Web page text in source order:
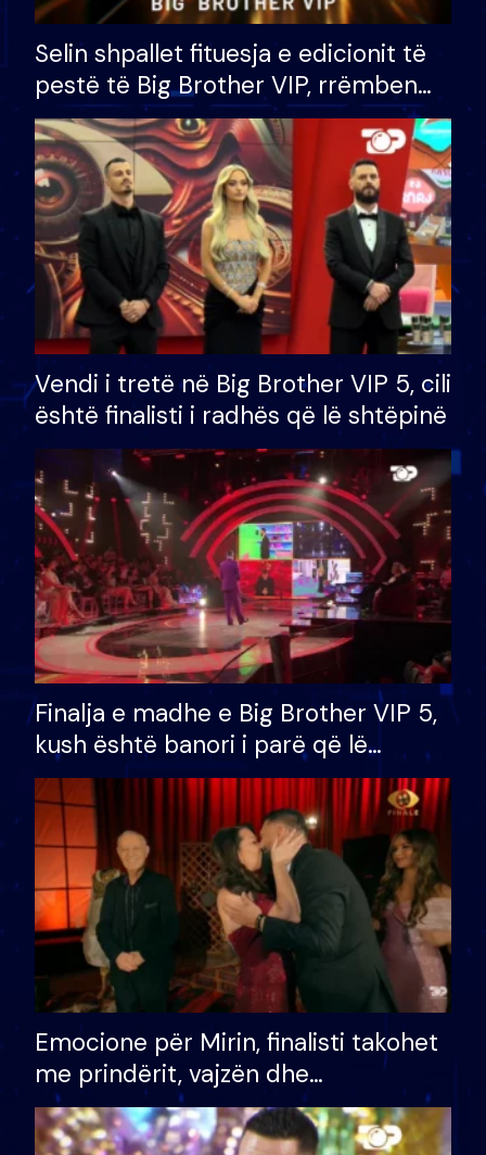
Selin shpallet fituesja e edicionit të
pestë të Big Brother VIP, rrëmben
çmimin e madh prej 100 mijë eurosh
Vendi i tretë në Big Brother VIP 5, cili
është finalisti i radhës që lë shtëpinë
Finalja e madhe e Big Brother VIP 5,
kush është banori i parë që lë
shtëpinë dhe humb mundësinë për
të fituar çmimin e madh
Emocione për Mirin, finalisti takohet
me prindërit, vajzën dhe
bashkëshorten: S’kemi ndonjë letër
divorci apo jo?